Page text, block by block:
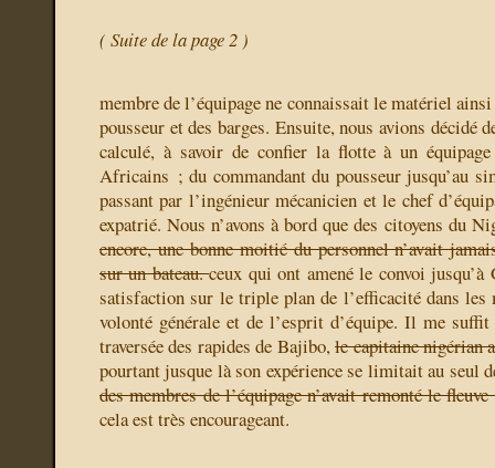
( Suite de la page 2 )
membre de l’équipage ne connaissait le matériel
pousseur et des barges. Ensuite, nous avions décidé
calculé, à savoir de confier la flotte à un
Africains ; du commandant du pousseur jusqu’au
passant par l’ingénieur mécanicien et le chef
expatrié. Nous n’avons à bord que des citoyens du
encore, une bonne moitié du personnel n’avait
sur un bateau.ceux qui ont amené le convoi jusqu’à
satisfaction sur le triple plan de l’efficacité dans les
volonté générale et de l’esprit d’équipe. Il me
traversée des rapides de Bajibo,le capitaine nigérian
pourtant jusque là son expérience se limitait au seul
des membres de l’équipage n’avait remonté le
cela est très encourageant.